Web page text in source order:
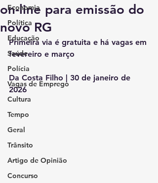
Economia
Política
Educação
Saúde
Polícia
Vagas de Emprego
Cultura
Tempo
Geral
Trânsito
Artigo de Opinião
Concurso
on-line para emissão do
novo RG
Primeira via é gratuita e há vagas em
fevereiro e março
Da Costa Filho | 30 de janeiro de
2026